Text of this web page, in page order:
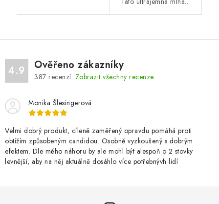
4.9 Ověřeno zákazníky
387 recenzí. Zobrazit všechny recenze
Monika Šlesingerová
Velmi dobrý produkt, cíleně zaměřený opravdu pomáhá proti
obtížím způsobeným candidou. Osobně vyzkoušený s dobrým
efektem. Dle mého náhoru by ale mohl být alespoň o 2 stovky
levnější, aby na něj aktuálně dosáhlo více potřebnývh lidí